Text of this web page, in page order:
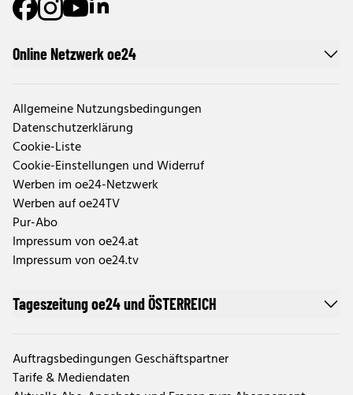
Online Netzwerk oe24
Allgemeine Nutzungsbedingungen
Datenschutzerklärung
Cookie-Liste
Cookie-Einstellungen und Widerruf
Werben im oe24-Netzwerk
Werben auf oe24TV
Pur-Abo
Impressum von oe24.at
Impressum von oe24.tv
Tageszeitung oe24 und ÖSTERREICH
Auftragsbedingungen Geschäftspartner
Tarife & Mediendaten